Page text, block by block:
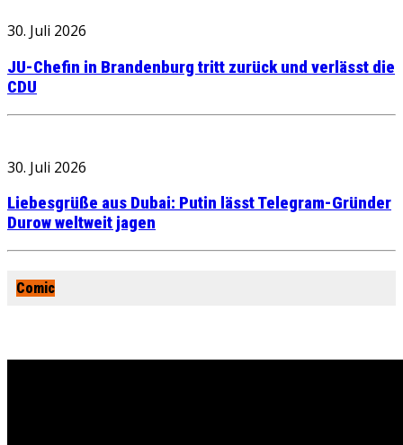
30. Juli 2026
JU-Chefin in Brandenburg tritt zurück und verlässt die
CDU
30. Juli 2026
Liebesgrüße aus Dubai: Putin lässt Telegram-Gründer
Durow weltweit jagen
Comic